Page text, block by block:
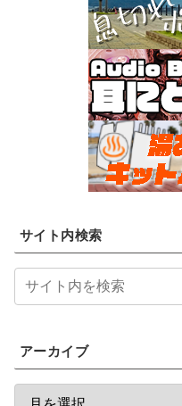
サイト内検索
アーカイブ